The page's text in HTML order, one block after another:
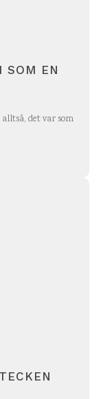
SOM EN
det var som